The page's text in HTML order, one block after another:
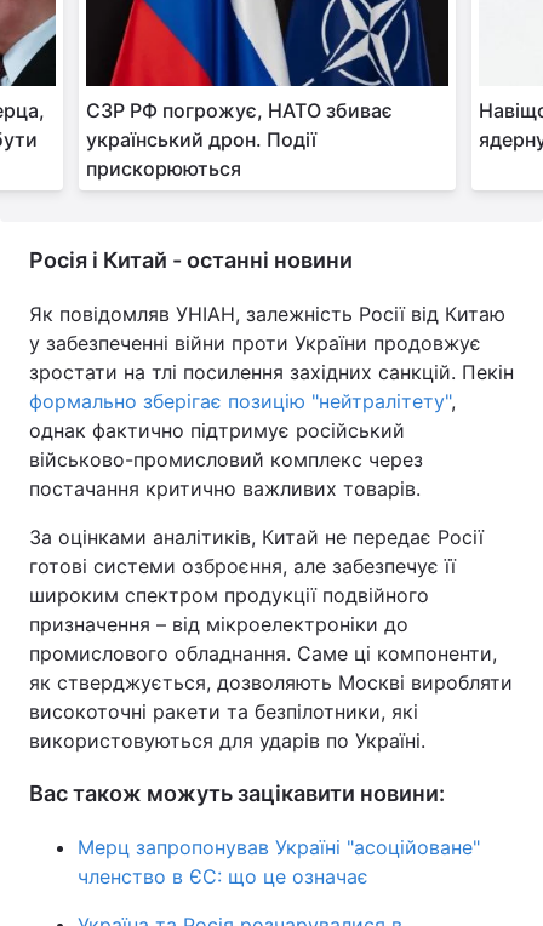
СЗР РФ погрожує, НАТО збиває
український дрон. Події
прискорюються
Росія і Китай - останні новини
Як повідомляв УНІАН, залежність Росії від Китаю
у забезпеченні війни проти України продовжує
зростати на тлі посилення західних санкцій. Пекін
формально зберігає позицію "нейтралітету",
однак фактично підтримує російський
військово-промисловий комплекс через
постачання критично важливих товарів.
За оцінками аналітиків, Китай не передає Росії
готові системи озброєння, але забезпечує її
широким спектром продукції подвійного
призначення – від мікроелектроніки до
промислового обладнання. Саме ці компоненти,
як стверджується, дозволяють Москві виробляти
високоточні ракети та безпілотники, які
використовуються для ударів по Україні.
Вас також можуть зацікавити новини:
Мерц запропонував Україні "асоційоване"
членство в ЄС: що це означає